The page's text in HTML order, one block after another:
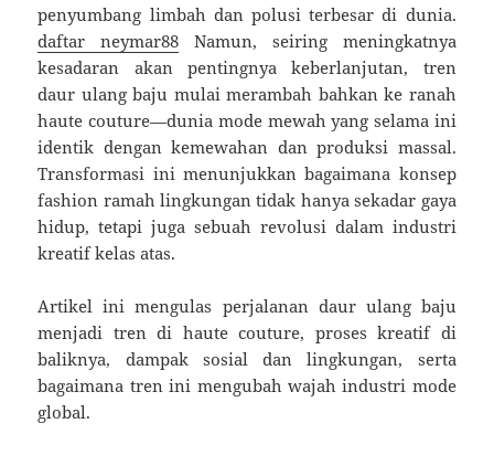
penyumbang limbah dan polusi terbesar di dunia.
daftar neymar88 Namun, seiring meningkatnya
kesadaran akan pentingnya keberlanjutan, tren
daur ulang baju mulai merambah bahkan ke ranah
haute couture—dunia mode mewah yang selama ini
identik dengan kemewahan dan produksi massal.
Transformasi ini menunjukkan bagaimana konsep
fashion ramah lingkungan tidak hanya sekadar gaya
hidup, tetapi juga sebuah revolusi dalam industri
kreatif kelas atas.
Artikel ini mengulas perjalanan daur ulang baju
menjadi tren di haute couture, proses kreatif di
baliknya, dampak sosial dan lingkungan, serta
bagaimana tren ini mengubah wajah industri mode
global.